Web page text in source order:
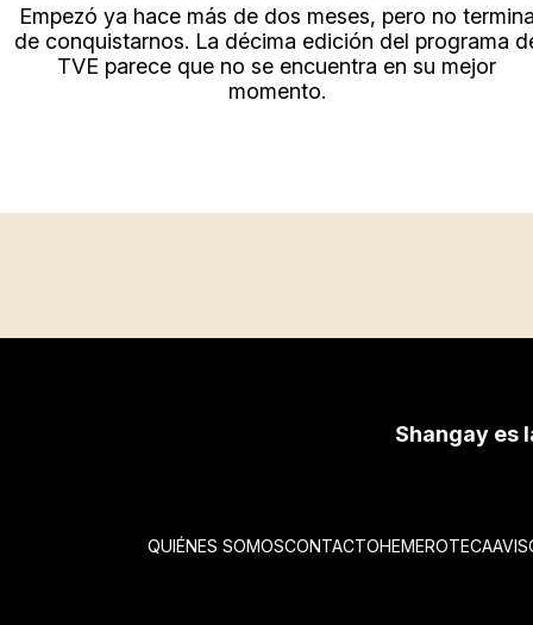
Empezó ya hace más de dos meses, pero no
de conquistarnos. La décima edición del programa
TVE parece que no se encuentra en su mejor
momento.
Shangay es
QUIÉNES SOMOSCONTACTOHEMEROTECA